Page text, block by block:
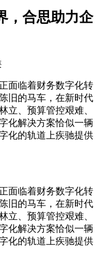
，合思助力企
面临着财务数字化转
旧的马车，在新时代
立、预算管控艰难、
化解决方案恰似一辆
化的轨道上疾驰提供
面临着财务数字化转
旧的马车，在新时代
立、预算管控艰难、
化解决方案恰似一辆
化的轨道上疾驰提供